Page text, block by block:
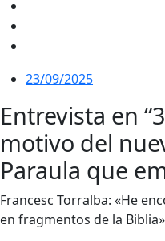
23/09/2025
Entrevista en
motivo del
Paraula que
Francesc Torralba: «He
en fragmentos de la